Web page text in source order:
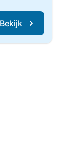
Bekijk